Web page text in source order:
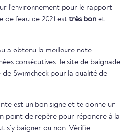
l'environnement pour le rapport
de l'eau de 2021 est très bon et
a obtenu la meilleure note
consécutives. le site de baignade
Swimcheck pour la qualité de
est un bon signe et te donne un
point de repère pour répondre à la
s'y baigner ou non. Vérifie